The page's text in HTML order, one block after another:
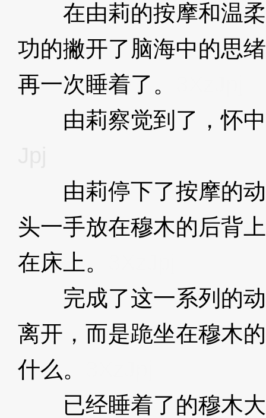
在由莉的按摩和温柔
功的撇开了脑海中的思
再一次睡着了。
由莉察觉到了，怀中
由莉停下了按摩的动
头一手放在穆木的后背
在床上。
完成了这一系列的动
离开，而是跪坐在穆木
什么。
已经睡着了的穆木大